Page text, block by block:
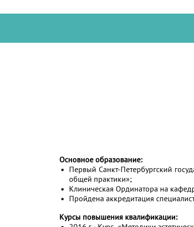
Основное образование:
Первый Санкт-Петербургский
общей практики»;
Клиническая Ординатора на
Пройдена аккредитация
Курсы повышения квалификации: